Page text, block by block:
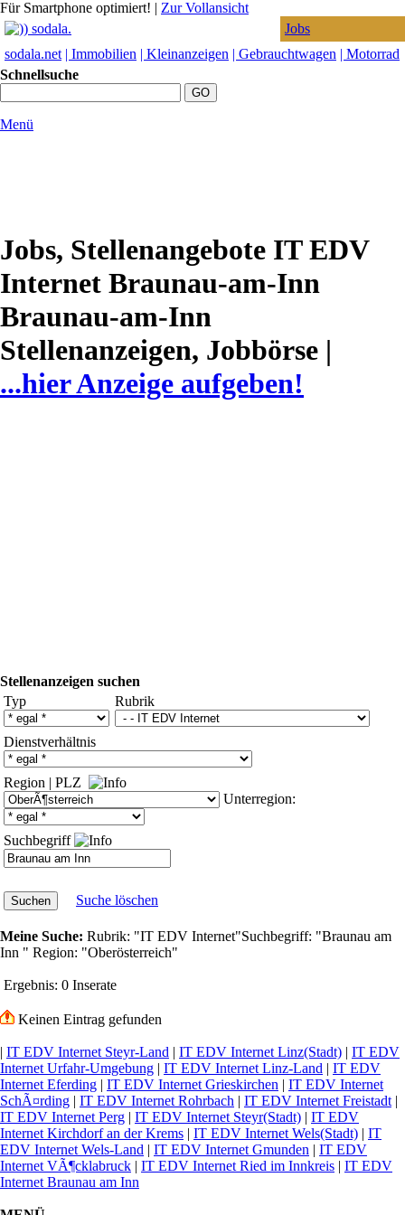
Für Smartphone optimiert! | Zur Vollansicht
Jobs
sodala.net | Immobilien | Kleinanzeigen | Gebrauchtwagen | Motorrad
Schnellsuche
Menü
Jobs, Stellenangebote IT EDV
Internet Braunau-am-Inn
Braunau-am-Inn
Stellenanzeigen, Jobbörse |
...hier Anzeige aufgeben!
Stellenanzeigen suchen
Typ
Rubrik
Dienstverhältnis
Region | PLZ
Unterregion:
Suchbegriff
Suche löschen
Meine Suche: Rubrik: "IT EDV Internet"Suchbegriff: "Braunau am
Inn " Region: "Oberösterreich"
Ergebnis: 0 Inserate
Keinen Eintrag gefunden
| IT EDV Internet Steyr-Land | IT EDV Internet Linz(Stadt) | IT EDV
Internet Urfahr-Umgebung | IT EDV Internet Linz-Land | IT EDV
Internet Eferding | IT EDV Internet Grieskirchen | IT EDV Internet
SchÃ¤rding | IT EDV Internet Rohrbach | IT EDV Internet Freistadt |
IT EDV Internet Perg | IT EDV Internet Steyr(Stadt) | IT EDV
Internet Kirchdorf an der Krems | IT EDV Internet Wels(Stadt) | IT
EDV Internet Wels-Land | IT EDV Internet Gmunden | IT EDV
Internet VÃ¶cklabruck | IT EDV Internet Ried im Innkreis | IT EDV
Internet Braunau am Inn